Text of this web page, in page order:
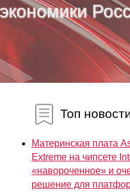
Топ
Материнская плата
Extreme на чипсете
«навороченное» и
решение для